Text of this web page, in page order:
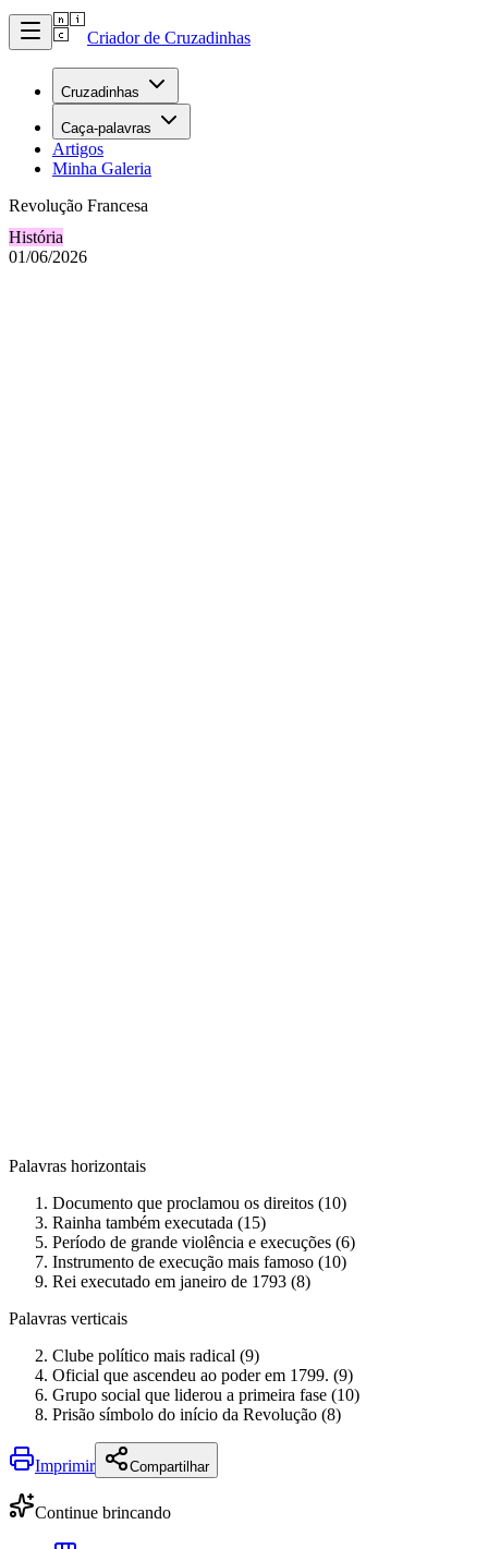
Criador de Cruzadinhas
Cruzadinhas
Caça-palavras
Artigos
Minha Galeria
Revolução Francesa
História
01/06/2026
Palavras horizontais
Documento que proclamou os direitos (10)
Rainha também executada (15)
Período de grande violência e execuções (6)
Instrumento de execução mais famoso (10)
Rei executado em janeiro de 1793 (8)
Palavras verticais
Clube político mais radical (9)
Oficial que ascendeu ao poder em 1799. (9)
Grupo social que liderou a primeira fase (10)
Prisão símbolo do início da Revolução (8)
Imprimir Compartilhar
Continue brincando